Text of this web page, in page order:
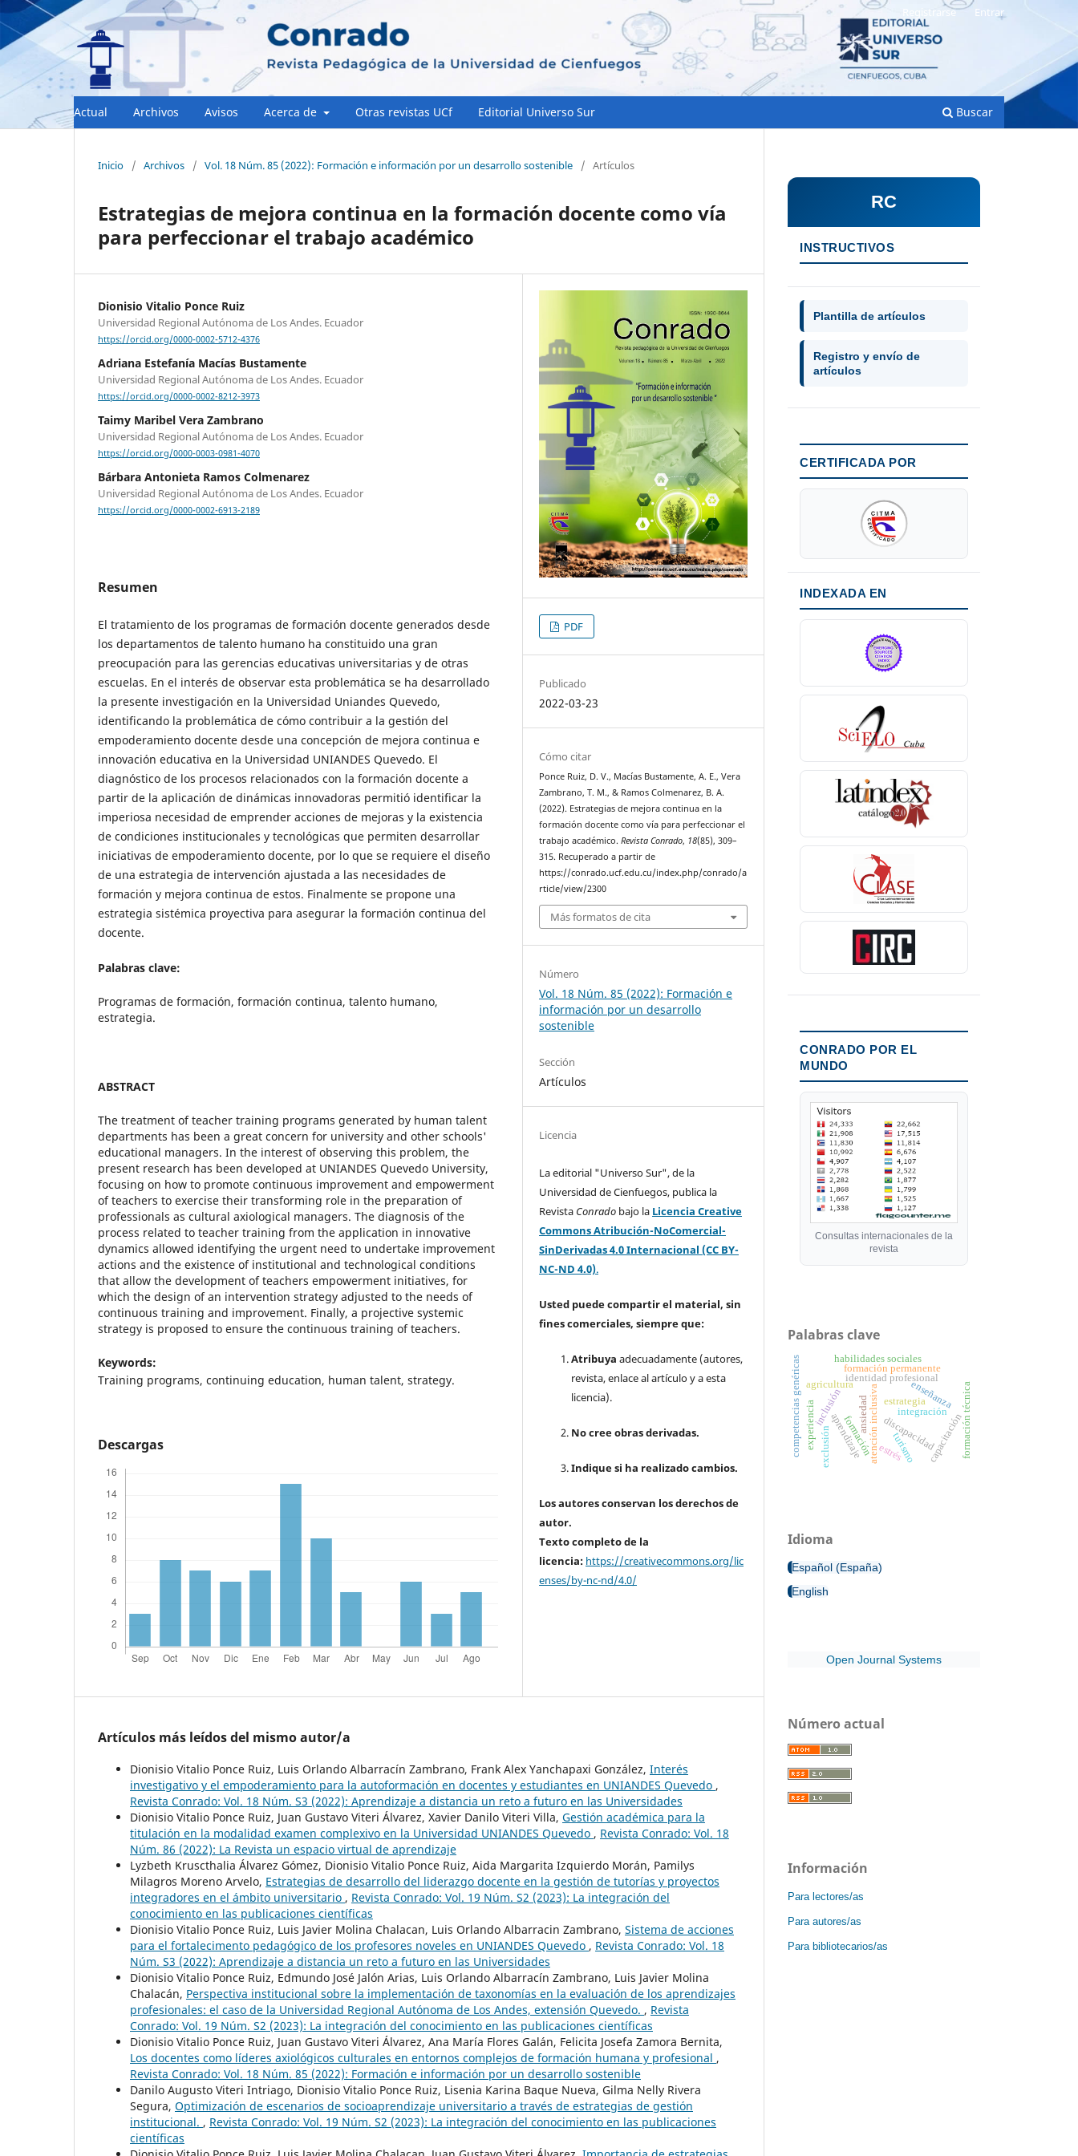
Actual Archivos Avisos Acerca de Otras revistas UCf Editorial Universo Sur Buscar
Registrarse Entrar
Inicio / Archivos / Vol. 18 Núm. 85 (2022): Formación e información por un desarrollo sostenible / Artículos
Estrategias de mejora continua en la formación docente como vía
para perfeccionar el trabajo académico
Dionisio Vitalio Ponce Ruiz
Universidad Regional Autónoma de Los Andes. Ecuador
https://orcid.org/0000-0002-5712-4376
Adriana Estefanía Macías Bustamente
Universidad Regional Autónoma de Los Andes. Ecuador
https://orcid.org/0000-0002-8212-3973
Taimy Maribel Vera Zambrano
Universidad Regional Autónoma de Los Andes. Ecuador
https://orcid.org/0000-0003-0981-4070
Bárbara Antonieta Ramos Colmenarez
Universidad Regional Autónoma de Los Andes. Ecuador
https://orcid.org/0000-0002-6913-2189
Resumen
El tratamiento de los programas de formación docente generados desde
los departamentos de talento humano ha constituido una gran
preocupación para las gerencias educativas universitarias y de otras
escuelas. En el interés de observar esta problemática se ha desarrollado
la presente investigación en la Universidad Uniandes Quevedo,
identificando la problemática de cómo contribuir a la gestión del
empoderamiento docente desde una concepción de mejora continua e
innovación educativa en la Universidad UNIANDES Quevedo. El
diagnóstico de los procesos relacionados con la formación docente a
partir de la aplicación de dinámicas innovadoras permitió identificar la
imperiosa necesidad de emprender acciones de mejoras y la existencia
de condiciones institucionales y tecnológicas que permiten desarrollar
iniciativas de empoderamiento docente, por lo que se requiere el diseño
de una estrategia de intervención ajustada a las necesidades de
formación y mejora continua de estos. Finalmente se propone una
estrategia sistémica proyectiva para asegurar la formación continua del
docente.
Palabras clave:
Programas de formación, formación continua, talento humano,
estrategia.
ABSTRACT
The treatment of teacher training programs generated by human talent
departments has been a great concern for university and other schools'
educational managers. In the interest of observing this problem, the
present research has been developed at UNIANDES Quevedo University,
focusing on how to promote continuous improvement and empowerment
of teachers to exercise their transforming role in the preparation of
professionals as cultural axiological managers. The diagnosis of the
process related to teacher training from the application in innovative
dynamics allowed identifying the urgent need to undertake improvement
actions and the existence of institutional and technological conditions
that allow the development of teachers empowerment initiatives, for
which the design of an intervention strategy adjusted to the needs of
continuous training and improvement. Finally, a projective systemic
strategy is proposed to ensure the continuous training of teachers.
Keywords:
Training programs, continuing education, human talent, strategy.
Descargas
PDF
Publicado
2022-03-23
Cómo citar
Ponce Ruiz, D. V., Macías Bustamente, A. E., Vera
Zambrano, T. M., & Ramos Colmenarez, B. A.
(2022). Estrategias de mejora continua en la
formación docente como vía para perfeccionar el
trabajo académico.Revista Conrado, 18(85), 309–
315. Recuperado a partir de
https://conrado.ucf.edu.cu/index.php/conrado/a
rticle/view/2300
Más formatos de cita
Número
Vol. 18 Núm. 85 (2022): Formación e
información por un desarrollo
sostenible
Sección
Artículos
Licencia
La editorial "Universo Sur", de la
Universidad de Cienfuegos, publica la
Revista Conrado bajo la Licencia Creative
Commons Atribución-NoComercial-
SinDerivadas 4.0 Internacional (CC BY-
NC-ND 4.0).
Usted puede compartir el material, sin
fines comerciales, siempre que:
Atribuya adecuadamente (autores,
revista, enlace al artículo y a esta
licencia).
No cree obras derivadas.
Indique si ha realizado cambios.
Los autores conservan los derechos de
autor.
Texto completo de la
licencia: https://creativecommons.org/lic
enses/by-nc-nd/4.0/
Artículos más leídos del mismo autor/a
Dionisio Vitalio Ponce Ruiz, Luis Orlando Albarracín Zambrano, Frank Alex Yanchapaxi González, Interés
investigativo y el empoderamiento para la autoformación en docentes y estudiantes en UNIANDES Quevedo ,
Revista Conrado: Vol. 18 Núm. S3 (2022): Aprendizaje a distancia un reto a futuro en las Universidades
Dionisio Vitalio Ponce Ruiz, Juan Gustavo Viteri Álvarez, Xavier Danilo Viteri Villa, Gestión académica para la
titulación en la modalidad examen complexivo en la Universidad UNIANDES Quevedo , Revista Conrado: Vol. 18
Núm. 86 (2022): La Revista un espacio virtual de aprendizaje
Lyzbeth Kruscthalia Álvarez Gómez, Dionisio Vitalio Ponce Ruiz, Aida Margarita Izquierdo Morán, Pamilys
Milagros Moreno Arvelo, Estrategias de desarrollo del liderazgo docente en la gestión de tutorías y proyectos
integradores en el ámbito universitario , Revista Conrado: Vol. 19 Núm. S2 (2023): La integración del
conocimiento en las publicaciones científicas
Dionisio Vitalio Ponce Ruiz, Luis Javier Molina Chalacan, Luis Orlando Albarracin Zambrano, Sistema de acciones
para el fortalecimento pedagógico de los profesores noveles en UNIANDES Quevedo , Revista Conrado: Vol. 18
Núm. S3 (2022): Aprendizaje a distancia un reto a futuro en las Universidades
Dionisio Vitalio Ponce Ruiz, Edmundo José Jalón Arias, Luis Orlando Albarracín Zambrano, Luis Javier Molina
Chalacán, Perspectiva institucional sobre la implementación de taxonomías en la evaluación de los aprendizajes
profesionales: el caso de la Universidad Regional Autónoma de Los Andes, extensión Quevedo. , Revista
Conrado: Vol. 19 Núm. S2 (2023): La integración del conocimiento en las publicaciones científicas
Dionisio Vitalio Ponce Ruiz, Juan Gustavo Viteri Álvarez, Ana María Flores Galán, Felicita Josefa Zamora Bernita,
Los docentes como líderes axiológicos culturales en entornos complejos de formación humana y profesional ,
Revista Conrado: Vol. 18 Núm. 85 (2022): Formación e información por un desarrollo sostenible
Danilo Augusto Viteri Intriago, Dionisio Vitalio Ponce Ruiz, Lisenia Karina Baque Nueva, Gilma Nelly Rivera
Segura, Optimización de escenarios de socioaprendizaje universitario a través de estrategias de gestión
institucional. , Revista Conrado: Vol. 19 Núm. S2 (2023): La integración del conocimiento en las publicaciones
científicas
RC
INSTRUCTIVOS
Plantilla de artículos
Registro y envío de
artículos
CERTIFICADA POR
INDEXADA EN
CONRADO POR EL
MUNDO
Consultas internacionales de la
revista
Palabras clave
formaciónatención inclusiva
identidad profesional
enseñanza
aprendizaje
inclusión
exclusión discapacidadcapacitación
estrés
ansiedad
formación permanente
agricultura
formación técnica
turismo
habilidades sociales
integración
competencias genéricas estrategia
experiencia
Idioma
Español (España)
English
Open Journal Systems
Número actual
Información
Para lectores/as
Para autores/as
Para bibliotecarios/as